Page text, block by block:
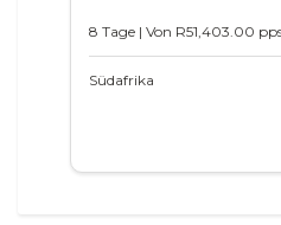
8 Tage | Von R51,403.00
Südafrika